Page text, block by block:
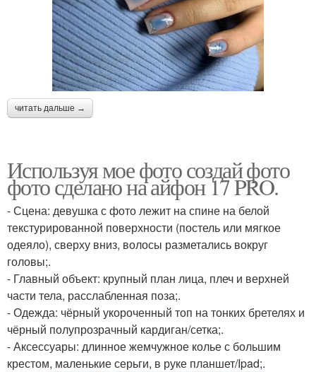
читать дальше →
Используя мое фото создай фото
фото сделано на айфон 17 PRO.
- Сцена: девушка с фото лежит на спине на белой
текстурированной поверхности (постель или мягкое
одеяло), сверху вниз, волосы разметались вокруг
головы;.
- Главный объект: крупный план лица, плеч и верхней
части тела, расслабленная поза;.
- Одежда: чёрный укороченный топ на тонких бретелях и
чёрный полупрозрачный кардиган/сетка;.
- Аксессуары: длинное жемчужное колье с большим
крестом, маленькие серьги, в руке планшет/Ipad;.